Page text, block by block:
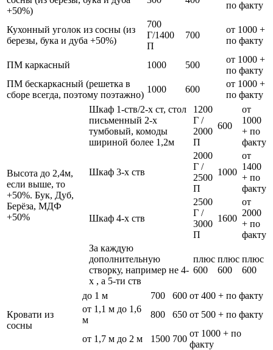
+50%)
по факту
Кухонный уголок из сосны (из
березы, бука и дуба +50%)
700
Г/1400
П
700
от 1000 +
по факту
ПМ каркасный 1000 500
от 1000 +
по факту
ПМ бескаркасный (решетка в
сборе всегда, поэтому поэтажно)
1000 600
от 1000 +
по факту
Высота до 2,4м,
если выше, то
+50%. Бук, Дуб,
Берёза, МДФ
+50%
Шкаф 1-ств/2-х ст, стол
письменный 2-х
тумбовый, комоды
шириной более 1,2м
1200
Г /
2000
П
600
от
1000
+ по
факту
Шкаф 3-х ств
2000
Г /
2500
П
1000
от
1400
+ по
факту
Шкаф 4-х ств
2500
Г /
3000
П
1600
от
2000
+ по
факту
За каждую
дополнительную
створку, например не 4-
х , а 5-ти ств
плюс
600
плюс
600
плюс
600
Кровати из
сосны
до 1 м 700 600 от 400 + по факту
от 1,1 м до 1,6
м
800 650 от 500 + по факту
от 1,7 м до 2 м 1500 700
от 1000 + по
факту